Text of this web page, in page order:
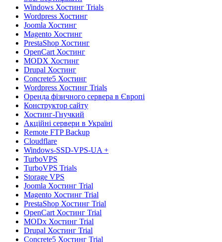
Windows Хостинг Trials
Wordpress Хостинг
Joomla Хостинг
Magento Хостинг
PrestaShop Хостинг
OpenCart Хостинг
MODX Хостинг
Drupal Хостинг
Concrete5 Хостинг
Wordpress Хостинг Trials
Оренда фізичного сервера в Європі
Конструктор сайту
Хостинг-Гнучкий
Акційні сервери в Україні
Remote FTP Backup
Cloudflare
Windows-SSD-VPS-UA +
TurboVPS
TurboVPS Trials
Storage VPS
Joomla Хостинг Trial
Magento Хостинг Trial
PrestaShop Хостинг Trial
OpenCart Хостинг Trial
MODx Хостинг Trial
Drupal Хостинг Trial
Concrete5 Хостинг Trial